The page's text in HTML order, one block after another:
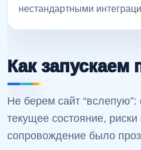
нестандартными
Как запускаем
Не берем сайт
текущее состояние,
сопровождение было